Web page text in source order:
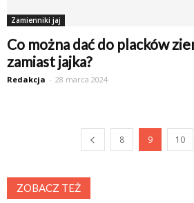
Zamienniki jaj
Co można dać do placków
zamiast jajka?
Redakcja - 28 marca 2024
8 9 10
ZOBACZ TEŻ